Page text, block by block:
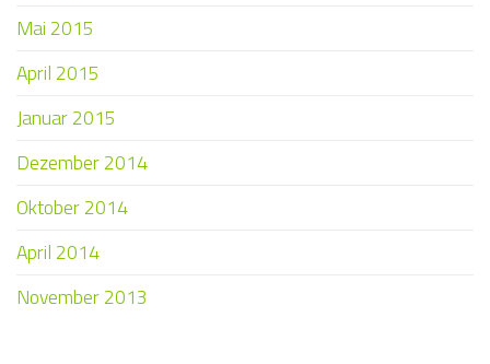
Mai 2015
April 2015
Januar 2015
Dezember 2014
Oktober 2014
April 2014
November 2013